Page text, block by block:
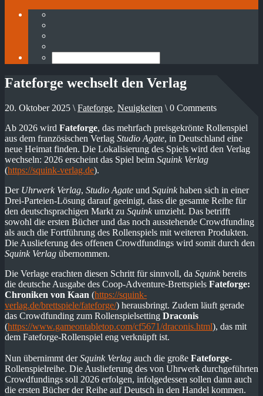
Fateforge wechselt den Verlag
20. Oktober 2025 \ Fateforge, Neuigkeiten \ 0 Comments
Ab 2026 wird Fateforge, das mehrfach preisgekrönte Rollenspiel
aus dem französischen Verlag Studio Agate, in Deutschland eine
neue Heimat finden. Die Lokalisierung des Spiels wird den Verlag
wechseln: 2026 erscheint das Spiel beim Squink Verlag
(https://squink-verlag.de).
Der Uhrwerk Verlag, Studio Agate und Squinkhaben sich in einer
Drei-Parteien-Lösung darauf geeinigt, dass die gesamte Reihe für
den deutschsprachigen Markt zu Squinkumzieht. Das betrifft
sowohl die ersten Bücher und das noch ausstehende Crowdfunding
als auch die Fortführung des Rollenspiels mit weiteren Produkten.
Die Auslieferung des offenen Crowdfundings wird somit durch den
Squink Verlag übernommen.
Die Verlage erachten diesen Schritt für sinnvoll, da Squinkbereits
die deutsche Ausgabe des Coop-Adventure-Brettspiels Fateforge:
Chroniken von Kaan (https://squink-
verlag.de/brettspiele/fateforge/) herausbringt. Zudem läuft gerade
das Crowdfunding zum Rollenspielsetting Draconis
(https://www.gameontabletop.com/cf5671/draconis.html), das mit
dem Fateforge-Rollenspiel eng verknüpft ist.
Nun übernimmt derSquink Verlag auch die große Fateforge-
Rollenspielreihe. Die Auslieferung des von Uhrwerk durchgeführten
Crowdfundings soll 2026 erfolgen, infolgedessen sollen dann auch
die ersten Bücher der Reihe auf Deutsch in den Handel kommen.